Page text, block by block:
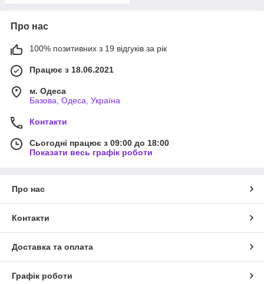
Про нас
100% позитивних з 19 відгуків за рік
Працює з 18.06.2021
м. Одеса
Базова, Одеса, Україна
Контакти
Сьогодні працює з 09:00 до 18:00
Показати весь графік роботи
Про нас
Контакти
Доставка та оплата
Графік роботи